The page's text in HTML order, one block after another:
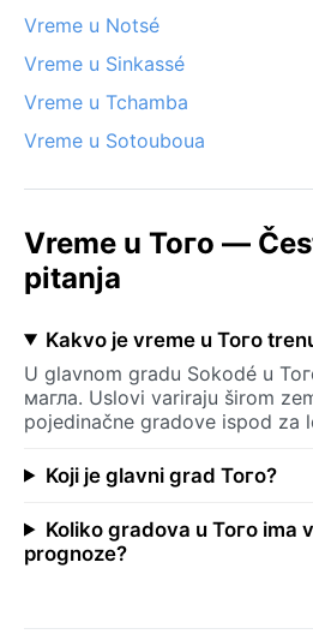
Vreme u Notsé
Vreme u Sinkassé
Vreme u Tchamba
Vreme u Sotouboua
Vreme u Того —
pitanja
Kakvo je vreme u Того
U glavnom gradu Sokodé u
магла. Uslovi variraju širom
pojedinačne gradove ispod za
Koji je glavni grad Того?
Koliko gradova u Того ima
prognoze?